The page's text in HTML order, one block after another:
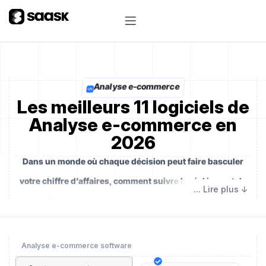
Analyse e-commerce
Les meilleurs 11 logiciels de
Analyse e-commerce en
2026
Dans un monde où chaque décision peut faire basculer
votre chiffre d’affaires, comment suivre le réel impact de
disparates ? Loin d’être un simple tableau de bord,
altitude : une tour de contrôle qui unifie, éclaire et
Analyse e-commerce software